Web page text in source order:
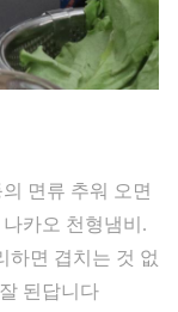
면류 추워 오면
카오 천형냄비.
하면 겹치는 것 없
된답니다